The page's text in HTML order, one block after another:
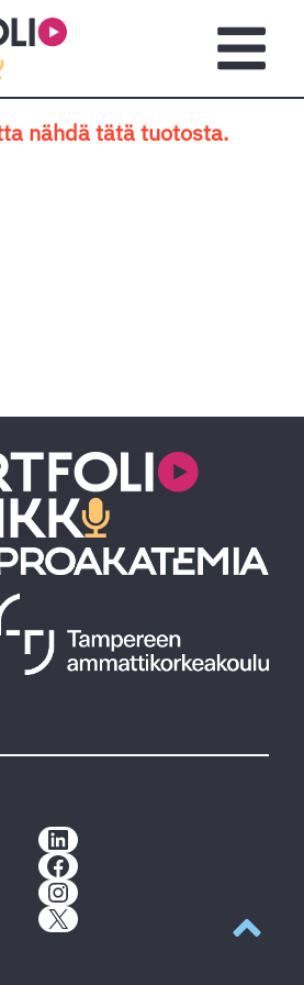
nähdä tätä tuotosta.
LinkedIn
Facebook
Instagram
X
Takaisin